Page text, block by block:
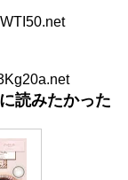
読みたかった